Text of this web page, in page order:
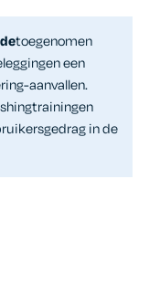
toegenomen
een
aanvallen.
in de